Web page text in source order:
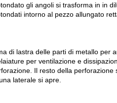
gli angoli si trasforma in in
intorno al pezzo allungato
di lastra delle parti di metallo per
per ventilazione e
Il resto della
laterale si apre.